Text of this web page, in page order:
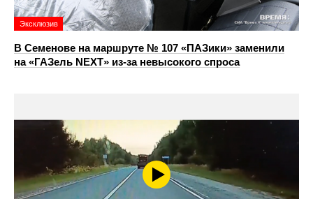
Эксклюзив
В Семенове на маршруте № 107 «ПАЗики» заменили
на «ГАЗель NEXT» из‑за невысокого спроса